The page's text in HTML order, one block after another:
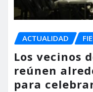
ACTUALIDAD
Los vecinos
reúnen
para